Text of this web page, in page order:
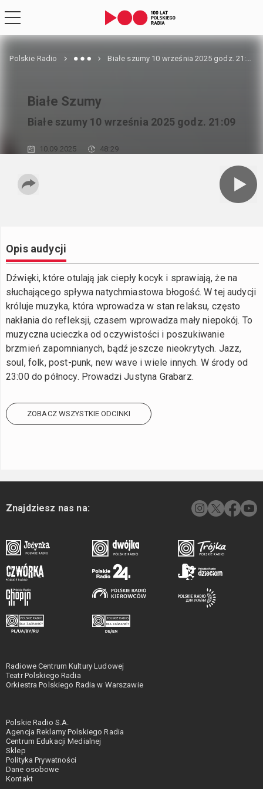
Polskie Radio Białe szumy 10 września 2025 godz. 21:09
Białe Szumy
Białe szumy 10 września 2025 godz. 21:09
10.09.2025 48:29
Opis audycji
Dźwięki, które otulają jak ciepły kocyk i sprawiają, że na
słuchającego spływa natychmiastowa błogość. W tej audycji
króluje muzyka, która wprowadza w stan relaksu, często
nakłania do refleksji, czasem wprowadza mały niepokój. To
muzyczna ucieczka od oczywistości i poszukiwanie
brzmień zapomnianych, bądź jeszcze nieokrytych. Jazz,
soul, folk, post-punk, new wave i wiele innych. W środy od
23:00 do północy. Prowadzi Justyna Grabarz.
ZOBACZ WSZYSTKIE ODCINKI
Znajdziesz nas na:
Radiowe Centrum Kultury Ludowej
Teatr Polskiego Radia
Orkiestra Polskiego Radia w Warszawie
Polskie Radio S.A.
Agencja Reklamy Polskiego Radia
Centrum Edukacji Medialnej
Sklep
Polityka Prywatności
Dane osobowe
Kontakt